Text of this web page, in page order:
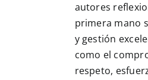
autores
primera mano
y gestión
como el
respeto,